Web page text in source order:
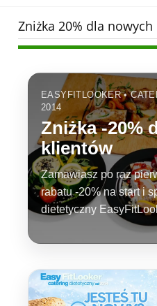
Zniżka 20% dla nowych
EASYFITLOOKER •
2014
Zniżka-20%
klientów
Zamawiasz po raz
rabatu -20% na start i
dietetyczny